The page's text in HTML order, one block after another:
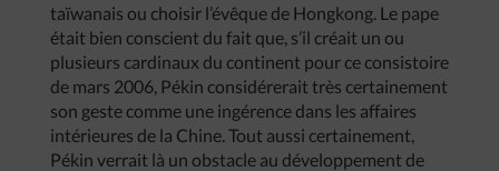
taïwanais ou choisir l’évêque de Hongkong. Le pape
était bien conscient du fait que, s’il créait un ou
plusieurs cardinaux du continent pour ce consistoire
de mars 2006, Pékin considérerait très certainement
son geste comme une ingérence dans les affaires
intérieures de la Chine. Tout aussi certainement,
Pékin verrait là un obstacle au développement de